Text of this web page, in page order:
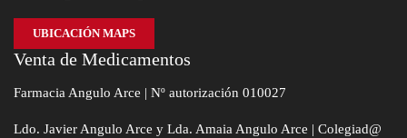
UBICACIÓN MAPS
Venta de Medicamentos
Farmacia Angulo Arce | Nº autorización 010027
Ldo. Javier Angulo Arce y Lda. Amaia Angulo Arce | Colegiad@